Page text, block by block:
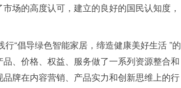
场的高度认可，建立的良好的国民认知度，
“倡导绿色智能家居，缔造健康美好生活 ”的
、价格、权益、服务做了一系列资源整合和
牌在内容营销、产品实力和创新思维上的行